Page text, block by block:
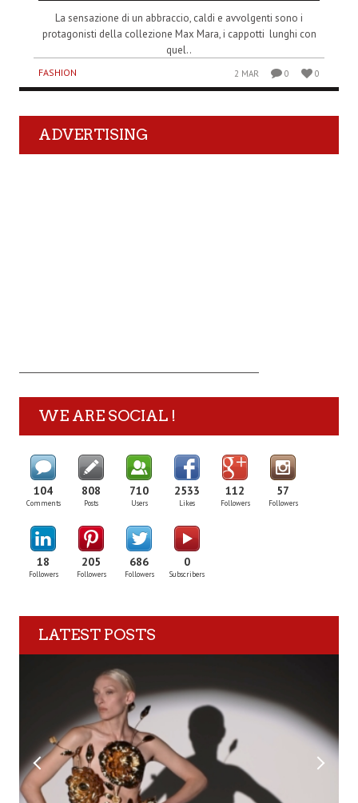
La sensazione di un abbraccio, caldi e avvolgenti sono i
protagonisti della collezione Max Mara, i cappotti lunghi con
quel..
FASHION 2 MAR 0 0
ADVERTISING
WE ARE SOCIAL !
104
Comments
808
Posts
710
Users
2533
Likes
112
Followers
57
Followers
18
Followers
205
Followers
686
Followers
0
Subscribers
LATEST POSTS